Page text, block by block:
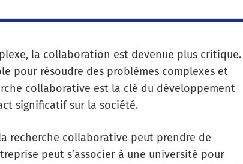
la collaboration est devenue plus critique.
pour résoudre des problèmes complexes et
collaborative est la clé du développement
significatif sur la société.
recherche collaborative peut prendre de
peut s’associer à une université pour